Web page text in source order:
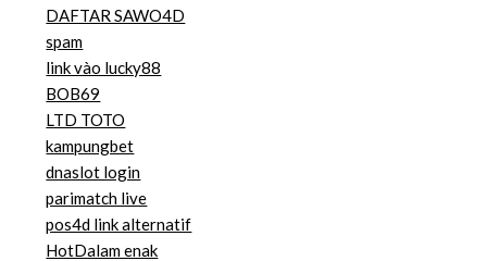
DAFTAR SAWO4D
spam
link vào lucky88
BOB69
LTD TOTO
kampungbet
dnaslot login
parimatch live
pos4d link alternatif
HotDalam enak